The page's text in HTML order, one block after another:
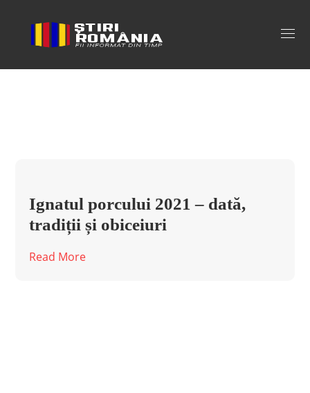
ziua de ignat 2021 Tag
Ignatul porcului 2021 – dată,
tradiții și obiceiuri
Read More